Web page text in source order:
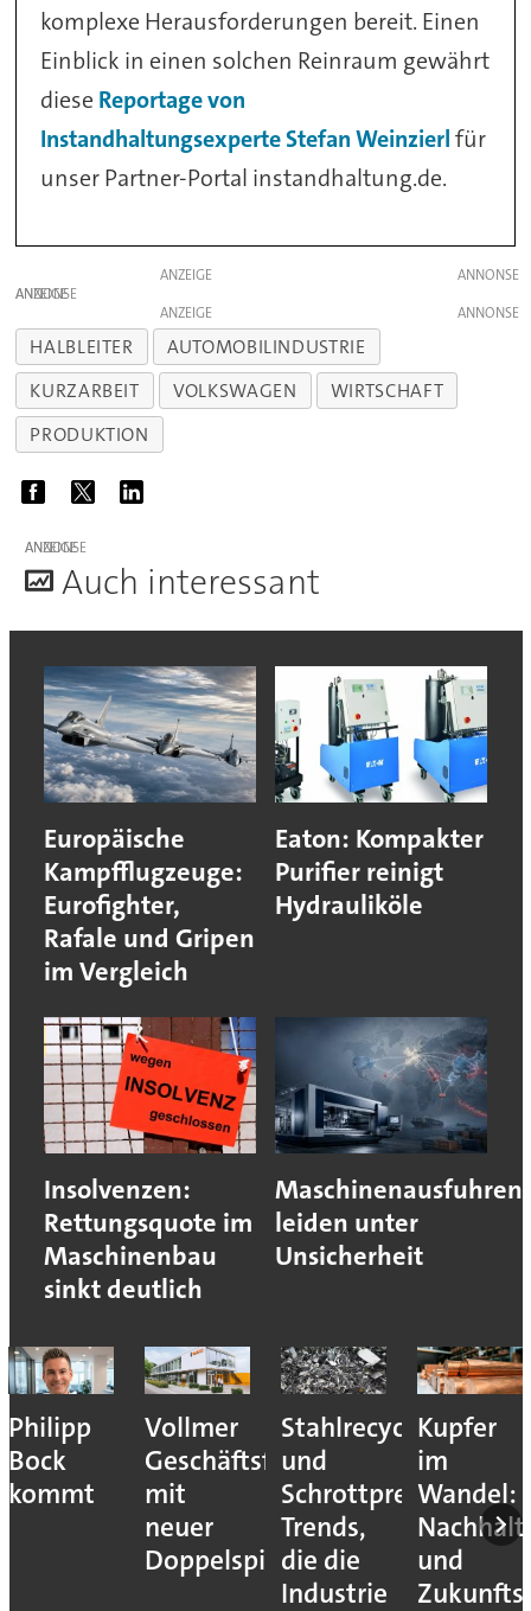
komplexe Herausforderungen bereit. Einen
Einblick in einen solchen Reinraum gewährt
diese Reportage von
Instandhaltungsexperte Stefan Weinzierlfür
unser Partner-Portal instandhaltung.de.
ANZEIGE
ANZEIGE
ANZEIGE
HALBLEITER
AUTOMOBILINDUSTRIE
KURZARBEIT
VOLKSWAGEN
WIRTSCHAFT
PRODUKTION
ANZEIGE
Auch interessant
Europäische
Kampfflugzeuge:
Eurofighter,
Rafale und Gripen
im Vergleich
Eaton: Kompakter
Purifier reinigt
Hydrauliköle
Insolvenzen:
Rettungsquote im
Maschinenbau
sinkt deutlich
Maschinenausfuhren
leiden unter
Unsicherheit
Philipp
Bock
kommt
Vollmer
Geschäftsführung
mit
neuer
Doppelspitze
Stahlrecycling
und
Schrottpreise:
Trends,
die die
Industrie
Kupfer
im
Wandel:
und